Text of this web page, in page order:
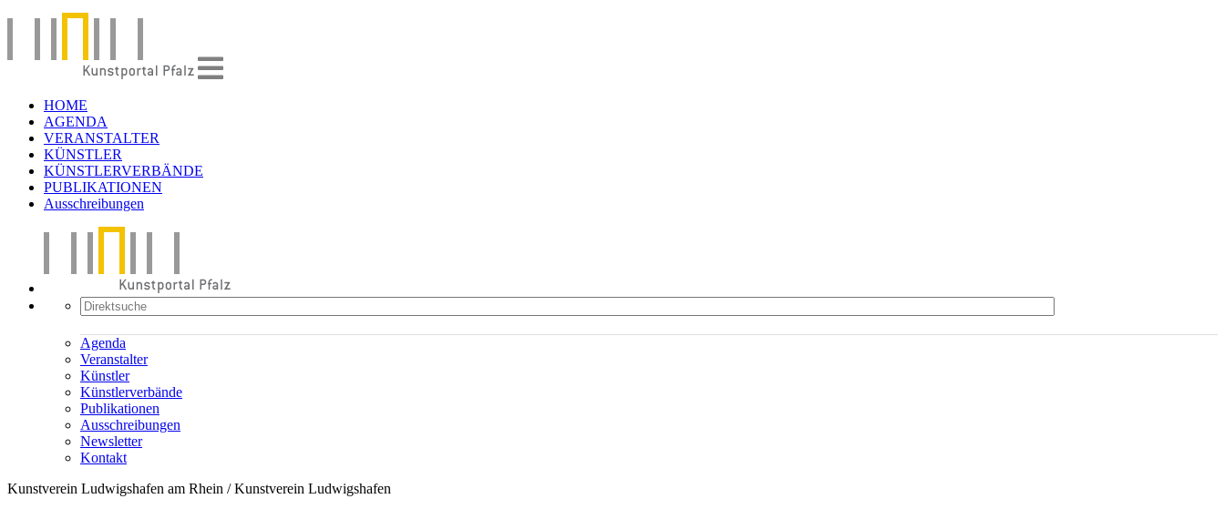
HOME
AGENDA
VERANSTALTER
KÜNSTLER
KÜNSTLERVERBÄNDE
PUBLIKATIONEN
Ausschreibungen
Agenda
Veranstalter
Künstler
Künstlerverbände
Publikationen
Ausschreibungen
Newsletter
Kontakt
Kunstverein Ludwigshafen am Rhein / Kunstverein Ludwigshafen